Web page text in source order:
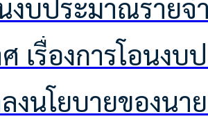
นงบประมาณรา
ศ เรื่องการโอน
ลงนโยบายของน